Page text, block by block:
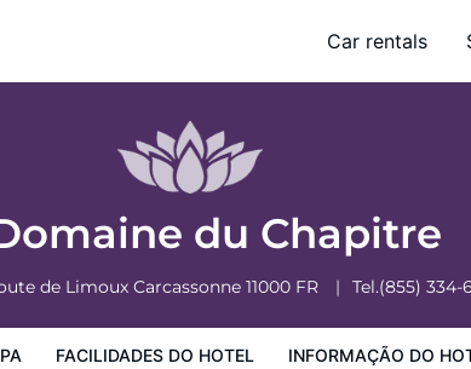
Car rentals
du Chapitre
de Limoux Carcassonne 11000 FR Tel.(855) 334-
FACILIDADES DO HOTEL INFORMAÇÃO DO
Regulamentos do Hotel